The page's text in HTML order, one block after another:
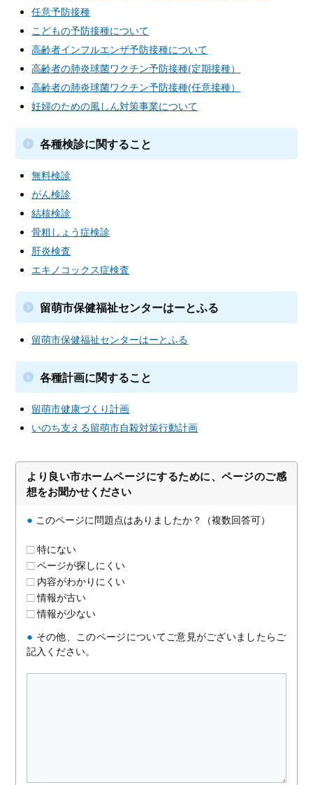
任意予防接種
こどもの予防接種について
高齢者インフルエンザ予防接種について
高齢者の肺炎球菌ワクチン予防接種(定期接種）
高齢者の肺炎球菌ワクチン予防接種(任意接種）
妊婦のための風しん対策事業について
各種検診に関すること
無料検診
がん検診
結核検診
骨粗しょう症検診
肝炎検査
エキノコックス症検査
留萌市保健福祉センターはーとふる
留萌市保健福祉センターはーとふる
各種計画に関すること
留萌市健康づくり計画
いのち支える留萌市自殺対策行動計画
より良い市ホームページにするために、ページのご感
想をお聞かせください
● このページに問題点はありましたか？（複数回答可）
特にない
ページが探しにくい
内容がわかりにくい
情報が古い
情報が少ない
● その他、このページについてご意見がございましたらご
記入ください。